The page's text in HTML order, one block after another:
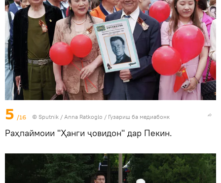
5 /16 © Sputnik / Anna Ratkoglo / Гузариш ба медиабонк
Раҳпаймоии "Ҳанги ҷовидон" дар Пекин.